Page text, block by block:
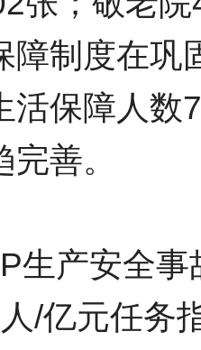
障制度在
活保障人数
善。
生产安全
/亿元任务